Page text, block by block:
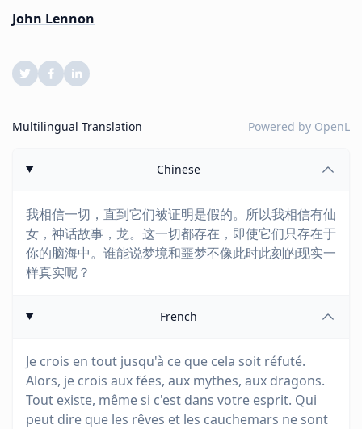
John Lennon
Multilingual Translation Powered by OpenL
Chinese
我相信一切，直到它们被证明是假的。所以我相信有仙
女，神话故事，龙。这一切都存在，即使它们只存在于
你的脑海中。谁能说梦境和噩梦不像此时此刻的现实一
样真实呢？
French
Je crois en tout jusqu'à ce que cela soit réfuté.
Alors, je crois aux fées, aux mythes, aux dragons.
Tout existe, même si c'est dans votre esprit. Qui
peut dire que les rêves et les cauchemars ne sont